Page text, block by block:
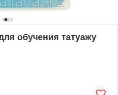
обучения татуажу